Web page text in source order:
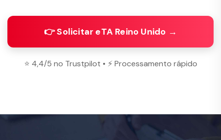
👉 Solicitar eTA Reino Unido →
⭐ 4,4/5 no Trustpilot • ⚡ Processamento rápido